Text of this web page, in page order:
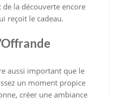
la découverte encore
reçoit le cadeau.
aussi important que le
un moment propice
créer une ambiance